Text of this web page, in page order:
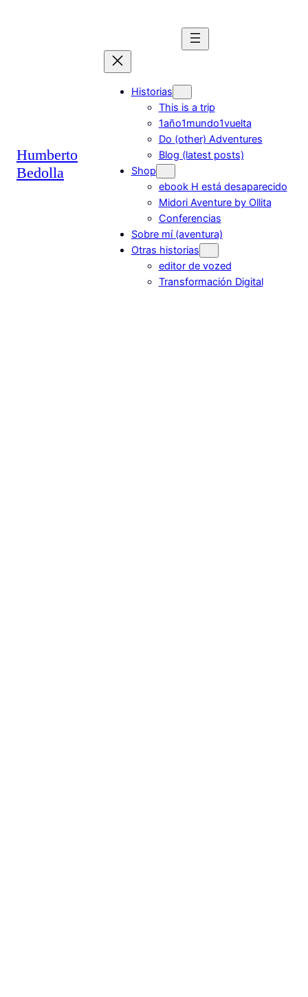
Humberto
Bedolla
Historias
This is a trip
1año1mundo1vuelta
Do (other) Adventures
Blog (latest posts)
Shop
ebook H está desaparecido
Midori Aventure by Ollita
Conferencias
Sobre mí (aventura)
Otras historias
editor de vozed
Transformación Digital